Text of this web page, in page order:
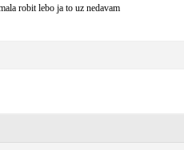
robit lebo ja to uz nedavam